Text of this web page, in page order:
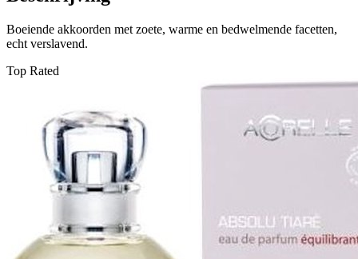
Boeiende akkoorden met zoete, warme en bedwelmende facetten,
echt verslavend.
Top Rated